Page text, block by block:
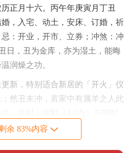
正月十六。丙午年庚寅月丁丑
，入宅、动土，安床、订婚，祈
：开业，开市、立券；冲煞：冲
日，丑为金库，亦为湿土，能晦
润燥之功。
新，特别适合新居的「开火」仪
然丑未冲，若家中有属羊之人此
，可生丁火，又避开了白日之喧
余 83%内容